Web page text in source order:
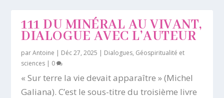
111 DU MINÉRAL AU VIVANT,
DIALOGUE AVEC L’AUTEUR
parAntoine | Déc 27, 2025 | Dialogues, Géospiritualité et
sciences | 0
« Sur terre la vie devait apparaître » (Michel
Galiana). C’est le sous-titre du troisième livre